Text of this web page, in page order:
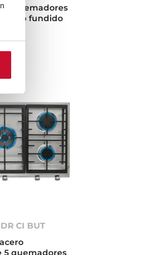
4 quemadores
fundido
CI BUT